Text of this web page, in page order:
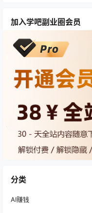
加入学吧副业圈会员
分类
AI赚钱